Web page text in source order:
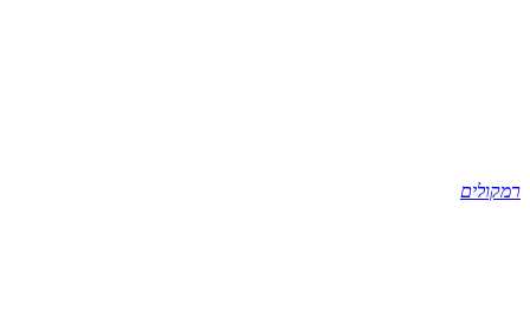
רמקולים